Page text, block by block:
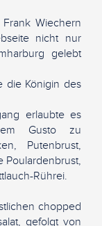
Wiechern
nicht nur
gelebt
die Königin des
erlaubte es
Gusto zu
Putenbrust,
Poulardenbrust,
Rührei.
chopped
gefolgt von